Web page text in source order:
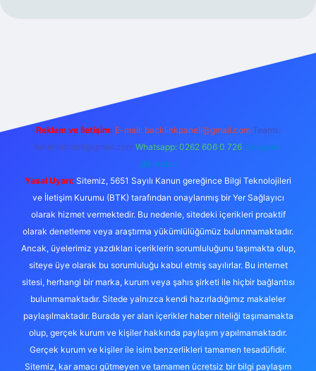
Reklam ve İletişim: E-mail: backlinkpaneli@gmail.com Teams:
forumhizmeti@gmail.com Whatsapp: 0262 606 0 726 Telegram:
@karabul
Yasal Uyarı: Sitemiz, 5651 Sayılı Kanun gereğince Bilgi Teknolojileri
ve İletişim Kurumu (BTK) tarafından onaylanmış bir Yer Sağlayıcı
olarak hizmet vermektedir. Bu nedenle, sitedeki içerikleri proaktif
olarak denetleme veya araştırma yükümlülüğümüz bulunmamaktadır.
Ancak, üyelerimiz yazdıkları içeriklerin sorumluluğunu taşımakta olup,
siteye üye olarak bu sorumluluğu kabul etmiş sayılırlar. Bu internet
sitesi, herhangi bir marka, kurum veya şahıs şirketi ile hiçbir bağlantısı
bulunmamaktadır. Sitede yalnızca kendi hazırladığımız makaleler
paylaşılmaktadır. Burada yer alan içerikler haber niteliği taşımamakta
olup, gerçek kurum ve kişiler hakkında paylaşım yapılmamaktadır.
Gerçek kurum ve kişiler ile isim benzerlikleri tamamen tesadüfidir.
Sitemiz, kar amacı gütmeyen ve tamamen ücretsiz bir bilgi paylaşım